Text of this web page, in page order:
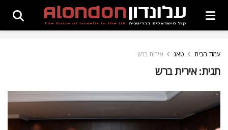
עמוד הבית טאג אירית ברש
תגית:אירית ברש